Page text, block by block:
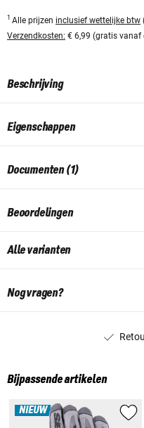
1 Alle prijzen inclusief wettelijke btw
Verzendkosten: € 6,99 (gratis vanaf
Beschrijving
Eigenschappen
Documenten (1)
Beoordelingen
Alle varianten
Nog vragen?
Bijpassende artikelen
NIEUW